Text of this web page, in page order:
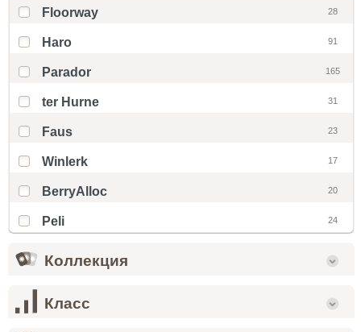
Floorway 28
Haro 91
Parador 165
ter Hurne 31
Faus 23
Winlerk 17
BerryAlloc 20
Peli 24
Коллекция
Класс